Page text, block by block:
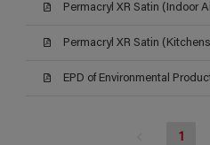
Permacryl XR Satin (Indoor
Permacryl XR Satin
EPD of Environmental
1